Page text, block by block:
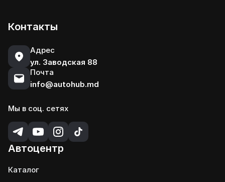
Контакты
Адрес
ул. Заводская 88
Почта
info@autohub.md
Мы в соц. сетях
Автоцентр
Каталог